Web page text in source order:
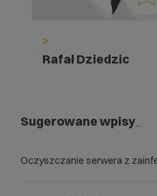
>
Rafał Dziedzic
Sugerowane wpisy
Oczyszczanie serwera z